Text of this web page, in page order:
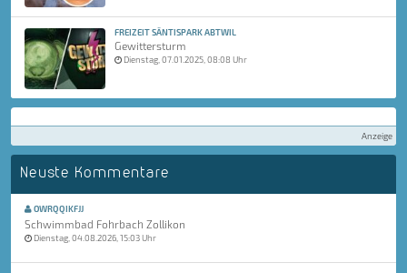
FREIZEIT SÄNTISPARK ABTWIL
Gewittersturm
Dienstag, 07.01.2025, 08:08 Uhr
Anzeige
Neuste Kommentare
OWRQQIKFJJ
Schwimmbad Fohrbach Zollikon
Dienstag, 04.08.2026, 15:03 Uhr